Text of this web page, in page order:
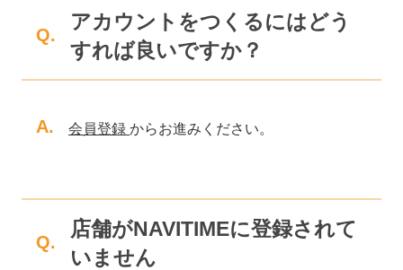
Q.
アカウントをつくるにはどう
すれば良いですか？
A. 会員登録 からお進みください。
Q.
店舗がNAVITIMEに登録されて
いません